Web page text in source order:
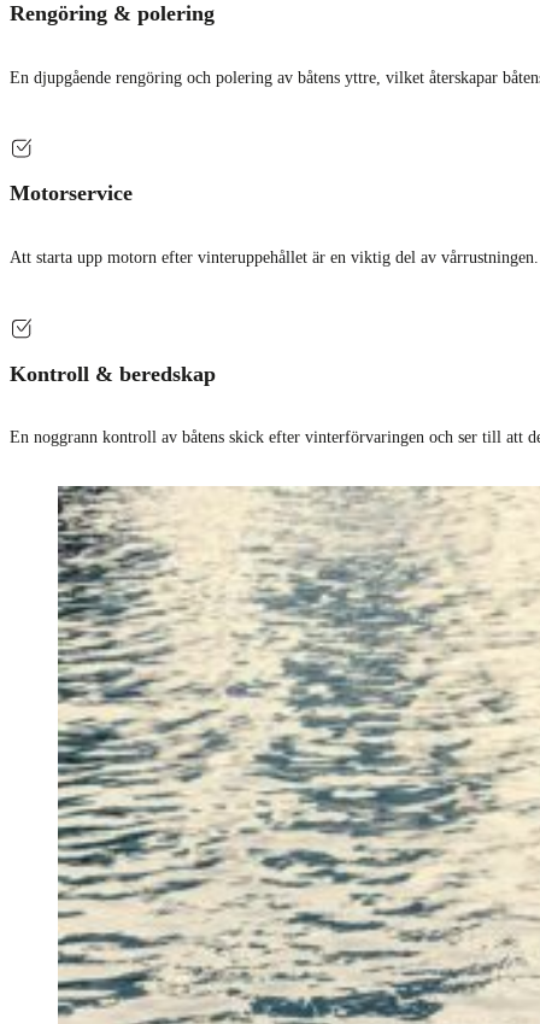
Rengöring & polering
En djupgående rengöring och polering av båtens yttre, vilket återskapar
Motorservice
Att starta upp motorn efter vinteruppehållet är en viktig del av
Kontroll & beredskap
En noggrann kontroll av båtens skick efter vinterförvaringen och ser till att